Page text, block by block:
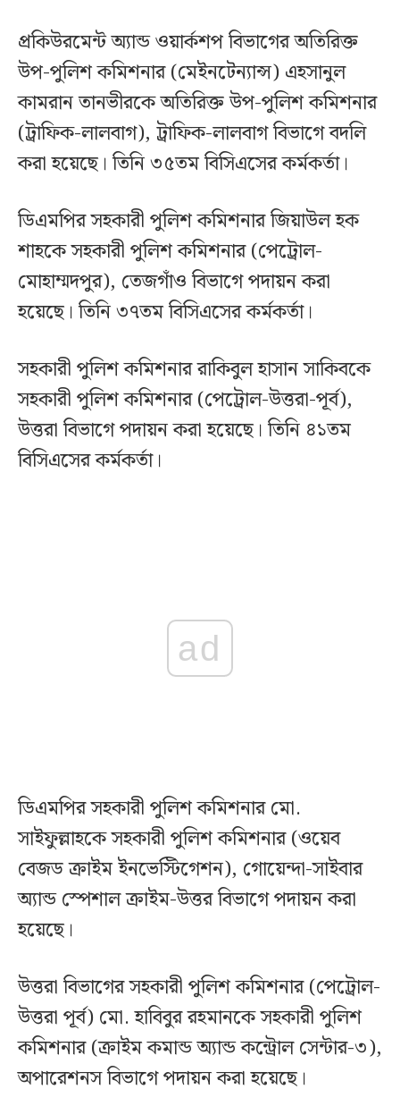
প্রকিউরমেন্ট অ্যান্ড ওয়ার্কশপ বিভাগের অতিরিক্ত
উপ-পুলিশ কমিশনার (মেইনটেন্যান্স) এহসানুল
কামরান তানভীরকে অতিরিক্ত উপ-পুলিশ কমিশনার
(ট্রাফিক-লালবাগ), ট্রাফিক-লালবাগ বিভাগে বদলি
করা হয়েছে। তিনি ৩৫তম বিসিএসের কর্মকর্তা।
ডিএমপির সহকারী পুলিশ কমিশনার জিয়াউল হক
শাহকে সহকারী পুলিশ কমিশনার (পেট্রোল-
মোহাম্মদপুর), তেজগাঁও বিভাগে পদায়ন করা
হয়েছে। তিনি ৩৭তম বিসিএসের কর্মকর্তা।
সহকারী পুলিশ কমিশনার রাকিবুল হাসান সাকিবকে
সহকারী পুলিশ কমিশনার (পেট্রোল-উত্তরা-পূর্ব),
উত্তরা বিভাগে পদায়ন করা হয়েছে। তিনি ৪১তম
বিসিএসের কর্মকর্তা।
ad
ডিএমপির সহকারী পুলিশ কমিশনার মো.
সাইফুল্লাহকে সহকারী পুলিশ কমিশনার (ওয়েব
বেজড ক্রাইম ইনভেস্টিগেশন), গোয়েন্দা-সাইবার
অ্যান্ড স্পেশাল ক্রাইম-উত্তর বিভাগে পদায়ন করা
হয়েছে।
উত্তরা বিভাগের সহকারী পুলিশ কমিশনার (পেট্রোল-
উত্তরা পূর্ব) মো. হাবিবুর রহমানকে সহকারী পুলিশ
কমিশনার (ক্রাইম কমান্ড অ্যান্ড কন্ট্রোল সেন্টার-৩),
অপারেশনস বিভাগে পদায়ন করা হয়েছে।